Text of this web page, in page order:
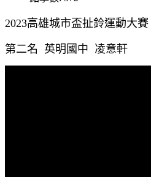
2023高雄城市盃扯鈴運動大
第二名 英明國中 凌意軒